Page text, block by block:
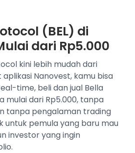
(BEL) di
dari Rp5.000
kini lebih mudah dari
Nanovest, kamu bisa
time, beli dan jual Bella
mulai dari Rp5.000, tanpa
tanpa pengalaman trading
untuk pemula yang baru mau
investor yang ingin